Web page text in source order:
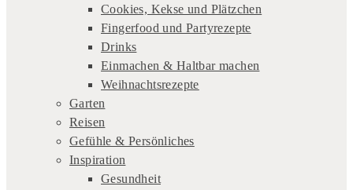
Cookies, Kekse und Plätzchen
Fingerfood und Partyrezepte
Drinks
Einmachen & Haltbar machen
Weihnachtsrezepte
Garten
Reisen
Gefühle & Persönliches
Inspiration
Gesundheit